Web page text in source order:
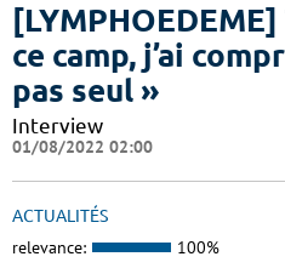
ce camp, j’ai
pas seul »
Interview
01/08/2022 02:00
ACTUALITÉS
relevance: 100%